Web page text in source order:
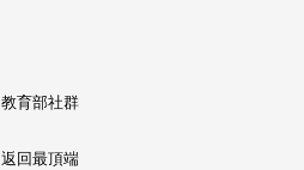
教育部社群
返回最頂端